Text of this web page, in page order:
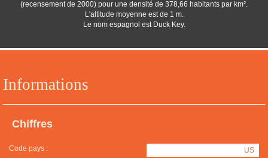
Informations
Chiffres
Code pays : US
(recensement de 2000) pour une densité de 378,66 habitants par km².
L'altitude moyenne est de 1 m.
Le nom espagnol est Duck Key.